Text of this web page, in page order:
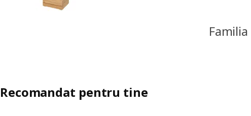
Familia
Recomandat pentru tine